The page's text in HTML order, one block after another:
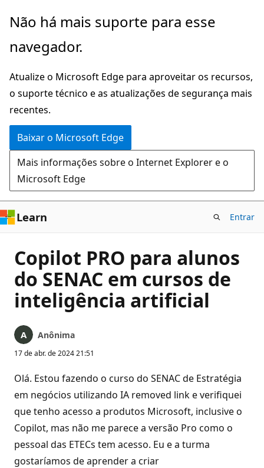
Pular
o
principal
Não há mais suporte para esse
navegador.
Atualize o Microsoft Edge para aproveitar os recursos,
o suporte técnico e as atualizações de segurança mais
recentes.
Baixar o Microsoft Edge
Mais informações sobre o Internet Explorer e o
Microsoft Edge
Learn Entrar
Copilot PRO para alunos
do SENAC em cursos de
inteligência artificial
Anônima
17 de abr. de 2024 21:51
Olá. Estou fazendo o curso do SENAC de Estratégia
em negócios utilizando IA removed link e verifiquei
que tenho acesso a produtos Microsoft, inclusive o
Copilot, mas não me parece a versão Pro como o
pessoal das ETECs tem acesso. Eu e a turma
gostaríamos de aprender a criar